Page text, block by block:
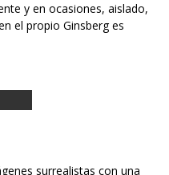
y en ocasiones, aislado,
el propio Ginsberg es
surrealistas con una